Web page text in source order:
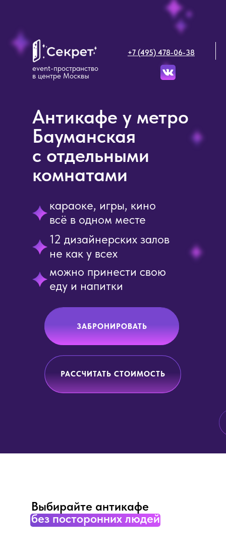
Антикафе у метро
Бауманская
с отдельными
комнатами
РАССЧИТАТЬ СТОИМОСТЬ
ЗАБРОНИРОВАТЬ
12 дизайнерских залов
не как у всех
караоке, игры, кино
всё в одном месте
можно принести свою
еду и напитки
event-пространство
в центре Москвы
+7 (495) 478-06-38
Выбирайте антикафе
без посторонних людей